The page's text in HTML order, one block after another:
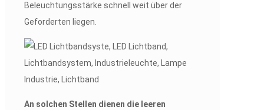
Beleuchtungsstärke schnell weit über der
Geforderten liegen.
An solchen Stellen dienen die leeren